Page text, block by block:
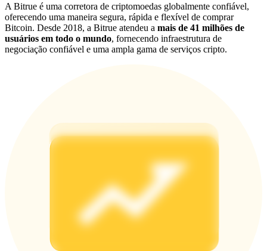
BTC Welcome Rewards
Deposit & Trade BTC to Share 25000 USDT prize pool!
Share 500000 CASHCAT prize pool
Register & Trade to Win 500,000 USDT
Precious Metals Trading Carnival
A Bitrue é uma corretora de criptomoedas globalmente confiável,
oferecendo uma maneira segura, rápida e flexível de comprar
Bitcoin. Desde 2018, a Bitrue atendeu a mais de 41 milhões de
usuários em todo o mundo, fornecendo infraestrutura de
negociação confiável e uma ampla gama de serviços cripto.